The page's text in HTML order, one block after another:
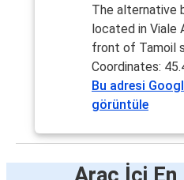
The alternative
located in Viale
front of Tamoil
Coordinates:
Bu adresi
görüntüle